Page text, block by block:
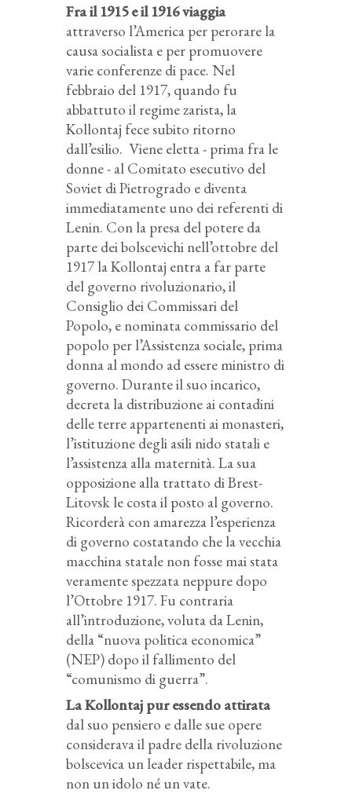
Fra il 1915 e il 1916 viaggia
attraverso l’America per perorare la
causa socialista e per promuovere
varie conferenze di pace. Nel
febbraio del 1917, quando fu
abbattuto il regime zarista, la
Kollontaj fece subito ritorno
dall’esilio. Viene eletta - prima fra le
donne - al Comitato esecutivo del
Soviet di Pietrogrado e diventa
immediatamente uno dei referenti di
Lenin. Con la presa del potere da
parte dei bolscevichi nell’ottobre del
1917 la Kollontaj entra a far parte
del governo rivoluzionario, il
Consiglio dei Commissari del
Popolo, e nominata commissario del
popolo per l’Assistenza sociale, prima
donna al mondo ad essere ministro di
governo. Durante il suo incarico,
decreta la distribuzione ai contadini
delle terre appartenenti ai monasteri,
l’istituzione degli asili nido statali e
l’assistenza alla maternità. La sua
opposizione alla trattato di Brest-
Litovsk le costa il posto al governo.
Ricorderà con amarezza l’esperienza
di governo costatando che la vecchia
macchina statale non fosse mai stata
veramente spezzata neppure dopo
l’Ottobre 1917. Fu contraria
all’introduzione, voluta da Lenin,
della “nuova politica economica”
(NEP) dopo il fallimento del
“comunismo di guerra”.
La Kollontaj pur essendo attirata
dal suo pensiero e dalle sue opere
considerava il padre della rivoluzione
bolscevica un leader rispettabile, ma
non un idolo né un vate.